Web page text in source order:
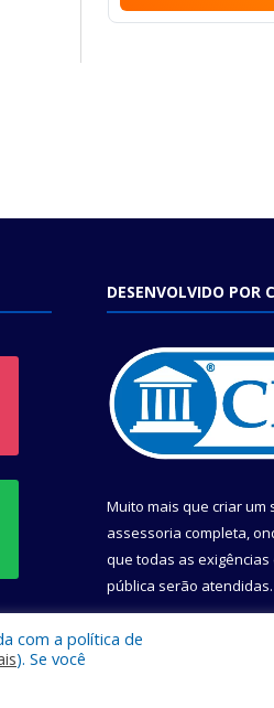
DESENVOLVIDO POR
Muito mais que criar um
assessoria completa,
que todas as
pública serão
Conheça o
com a política de
). Se você